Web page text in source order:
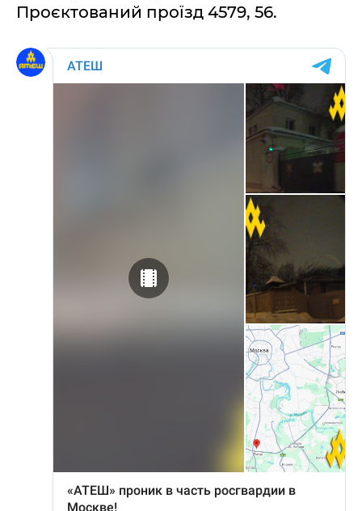
Проєктований проїзд 4579, 56.